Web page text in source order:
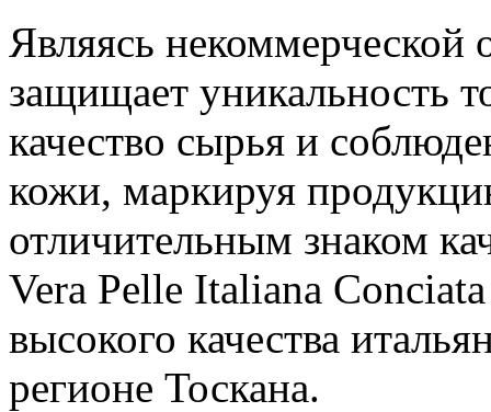
Являясь некоммерческой
защищает уникальность
качество сырья и
кожи, маркируя
отличительным знаком
Vera Pelle Italiana
высокого качества
регионе Тоскана.